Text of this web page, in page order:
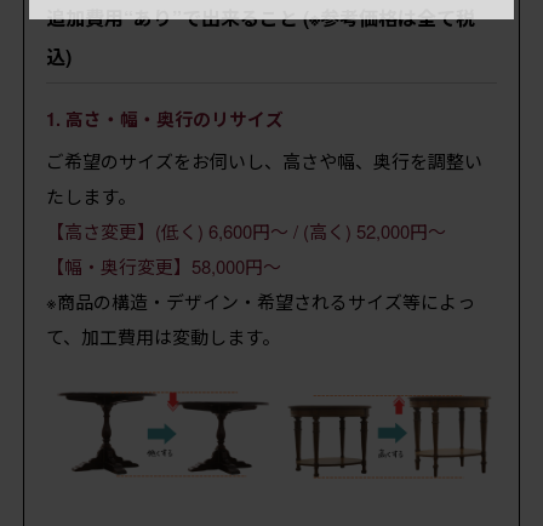
追加費用“あり”で出来ること (※参考価格は全て税
込)
1. 高さ・幅・奥行のリサイズ
ご希望のサイズをお伺いし、高さや幅、奥行を調整い
たします。
【高さ変更】(低く) 6,600円～ / (高く) 52,000円～
【幅・奥行変更】58,000円～
※商品の構造・デザイン・希望されるサイズ等によっ
て、加工費用は変動します。